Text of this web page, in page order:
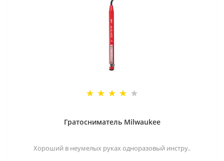
Гратосниматель Milwaukee
Хороший в неумелых руках одноразовый инстру..